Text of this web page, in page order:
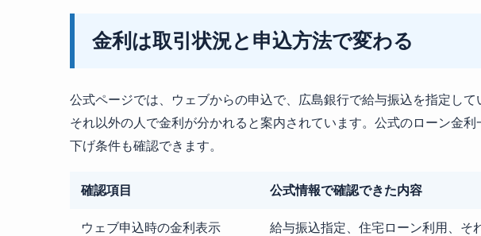
金利は取引状況と申込方法で変わる
公式ページでは、ウェブからの申込で、広島銀行で給与振込を指定して
それ以外の人で金利が分かれると案内されています。公式のローン金利
下げ条件も確認できます。
確認項目 公式情報で確認できた内容
ウェブ申込時の金利表示 給与振込指定、住宅ローン利用、そ